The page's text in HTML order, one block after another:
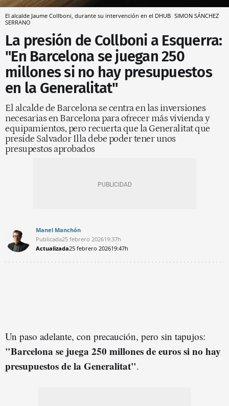
El alcalde Jaume Collboni, durante su intervención en el DHUB SIMON SÁNCHEZ
SERRANO
La presión de Collboni a Esquerra:
"En Barcelona se juegan 250
millones si no hay presupuestos
en la Generalitat"
El alcalde de Barcelona se centra en las inversiones
necesarias en Barcelona para ofrecer más vivienda y
equipamientos, pero recuerta que la Generalitat que
preside Salvador Illa debe poder tener unos
presupestos aprobados
Manel Manchón
Publicada25 febrero 202619:37h
Actualizada25 febrero 202619:47h
Un paso adelante, con precaución, pero sin tapujos:
"Barcelona se juega 250 millones de euros si no hay
presupuestos de la Generalitat".